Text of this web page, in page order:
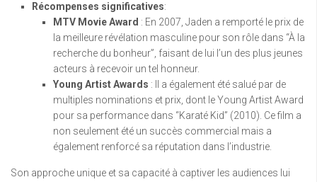
Récompenses significatives:
MTV Movie Award : En 2007, Jaden a remporté le prix de
la meilleure révélation masculine pour son rôle dans “À la
recherche du bonheur”, faisant de lui l’un des plus jeunes
acteurs à recevoir un tel honneur.
Young Artist Awards : Il a également été salué par de
multiples nominations et prix, dont le Young Artist Award
pour sa performance dans “Karaté Kid” (2010). Ce film a
non seulement été un succès commercial mais a
également renforcé sa réputation dans l’industrie.
Son approche unique et sa capacité à captiver les audiences lui